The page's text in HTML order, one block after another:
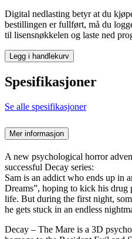
Digital nedlasting betyr at du
bestillingen er fullført, må du
til lisensnøkkelen og laste ned
Legg i handlekurv
Spesifikasjoner
Se alle spesifikasjoner
Mer informasjon
A new psychological horror
successful Decay series:
Sam is an addict who ends up in
Dreams”, hoping to kick his drug
life. But during the first night,
he gets stuck in an endless
Decay – The Mare is a 3D